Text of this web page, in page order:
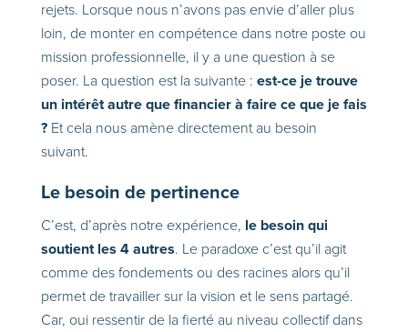
rejets. Lorsque nous n’avons pas envie d’aller plus
loin, de monter en compétence dans notre poste ou
mission professionnelle, il y a une question à se
poser. La question est la suivante : est-ce je trouve
un intérêt autre que financier à faire ce que je fais
?Et cela nous amène directement au besoin
suivant.
Le besoin de pertinence
C’est, d’après notre expérience, le besoin qui
soutient les 4 autres. Le paradoxe c’est qu’il agit
comme des fondements ou des racines alors qu’il
permet de travailler sur la vision et le sens partagé.
Car, oui ressentir de la fierté au niveau collectif dans